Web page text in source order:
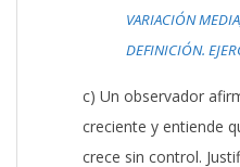
VARIACIÓN
DEFINICIÓN.
c) Un observador
creciente y entiende
crece sin control.